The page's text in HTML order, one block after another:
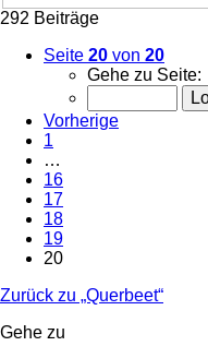
292 Beiträge
Seite 20 von 20
Gehe zu Seite:
Vorherige
1
…
16
17
18
19
20
Zurück zu „Querbeet“
Gehe zu